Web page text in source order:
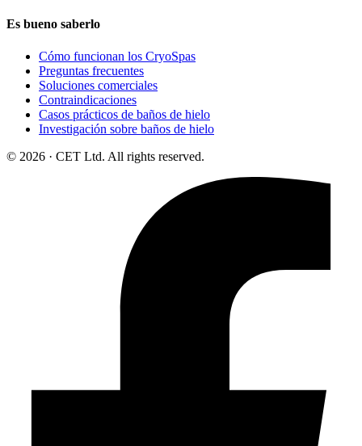
Es bueno saberlo
Cómo funcionan los CryoSpas
Preguntas frecuentes
Soluciones comerciales
Contraindicaciones
Casos prácticos de baños de hielo
Investigación sobre baños de hielo
© 2026 · CET Ltd. All rights reserved.